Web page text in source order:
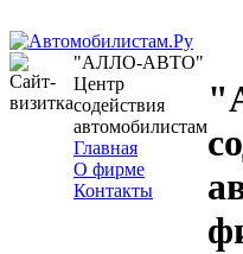
"АЛЛО-АВТО"
Центр
содействия
автомобилистам
Главная
О фирме
Контакты